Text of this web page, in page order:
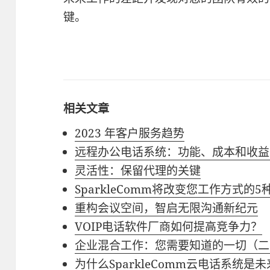
键。
相关文章
2023 年客户服务趋势
远程办公电话系统：功能、成本和收
灵活性：保留代理的关键
SparkleComm将改变您工作方式的5
重构会议空间，智启无限沟通新纪元
VOIP电话软件厂商如何提高竞争力？
企业混合工作：您需要知道的一切（
为什么SparkleComm云电话系统是未